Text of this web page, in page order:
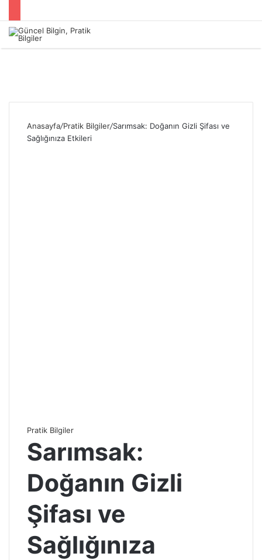
Anasayfa/Pratik Bilgiler/Sarımsak: Doğanın Gizli Şifası ve
Sağlığınıza Etkileri
Pratik Bilgiler
Sarımsak:
Doğanın Gizli
Şifası ve
Sağlığınıza